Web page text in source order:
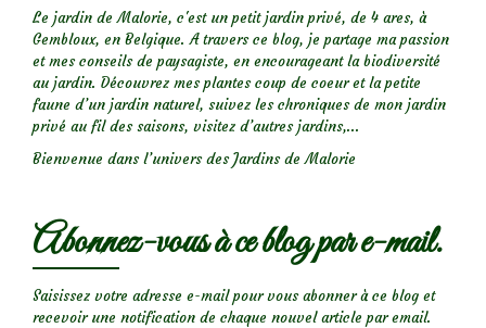
Le jardin de Malorie, c'est un petit jardin privé, de 4 ares, à
Gembloux, en Belgique. A travers ce blog, je partage ma passion
et mes conseils de paysagiste, en encourageant la biodiversité
au jardin. Découvrez mes plantes coup de coeur et la petite
faune d’un jardin naturel, suivez les chroniques de mon jardin
privé au fil des saisons, visitez d’autres jardins,...
Bienvenue dans l’univers des Jardins de Malorie
Abonnez-vous à ce blog par e-mail.
Saisissez votre adresse e-mail pour vous abonner à ce blog et
recevoir une notification de chaque nouvel article par email.